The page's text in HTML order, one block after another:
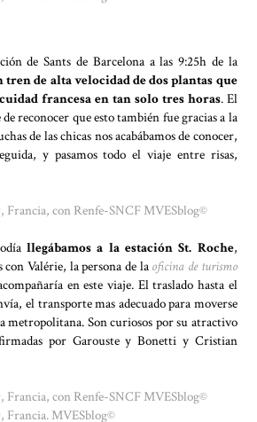
de Sants de Barcelona a las 9:25h de la
tren de alta velocidad de dos plantas que
francesa en tan solo tres horas. El
reconocer que esto también fue gracias a la
de las chicas nos acabábamos de conocer,
y pasamos todo el viaje entre risas,
llegábamos a la estación St. Roche,
Valérie, la persona de la oficina de turismo
en este viaje. El traslado hasta el
el transporte mas adecuado para moverse
metropolitana. Son curiosos por su atractivo
por Garouste y Bonetti y Cristian